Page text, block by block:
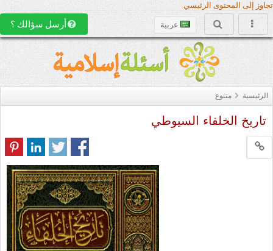
تجاوز إلى المحتوى الرئيسي
عربية أرسل سؤالك ؟
الرئيسية متنوع
تاريخ الخلفاء السيوطي